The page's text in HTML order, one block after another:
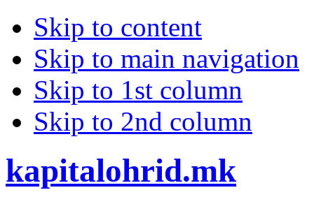
Skip to content
Skip to main navigation
Skip to 1st column
Skip to 2nd column
kapitalohrid.mk